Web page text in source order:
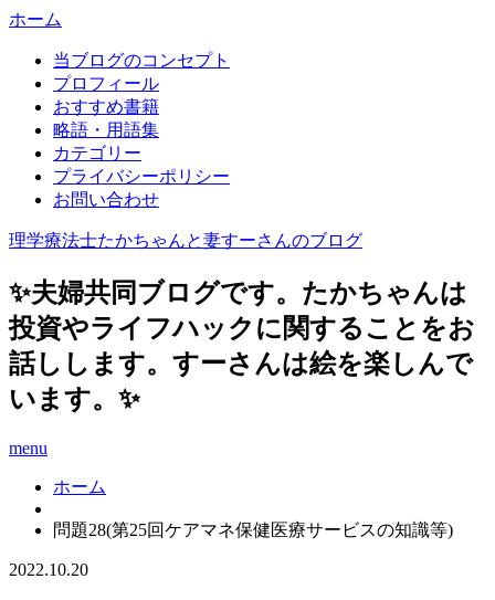
ホーム
当ブログのコンセプト
プロフィール
おすすめ書籍
略語・用語集
カテゴリー
プライバシーポリシー
お問い合わせ
理学療法士たかちゃんと妻すーさんのブログ
✨夫婦共同ブログです。たかちゃんは
投資やライフハックに関することをお
話しします。すーさんは絵を楽しんで
います。✨
menu
ホーム
問題28(第25回ケアマネ保健医療サービスの知識等)
2022.10.20